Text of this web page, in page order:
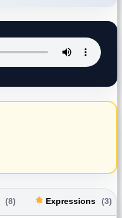
(8) Expressions (3)